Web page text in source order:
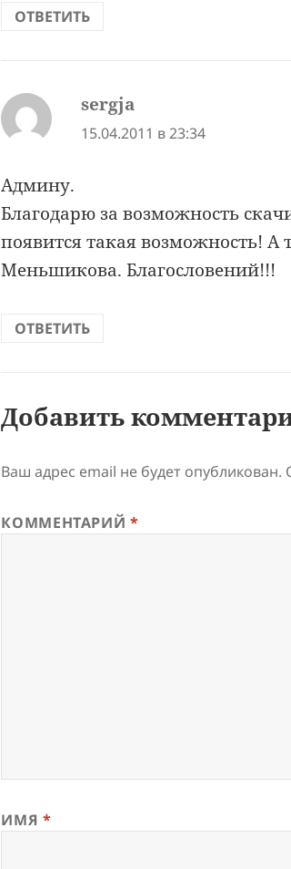
ОТВЕТИТЬ
sergja
15.04.2011 в 23:34
Админу.
Благодарю за возможность
появится такая возможность! А
Меньшикова. Благословений!!!
ОТВЕТИТЬ
Добавить
Ваш адрес email не будет опубликован.
КОММЕНТАРИЙ*
ИМЯ *